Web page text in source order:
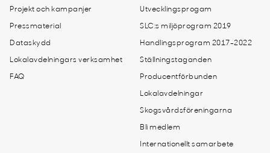
Projekt och kampanjer
Pressmaterial
Dataskydd
Lokalavdelningars verksamhet
FAQ
Utvecklingsprogam
SLC:s miljöprogram 2019
Handlingsprogram 2017-2022
Ställningstaganden
Producentförbunden
Lokalavdelningar
Skogsvårdsföreningarna
Bli medlem
Internationellt samarbete